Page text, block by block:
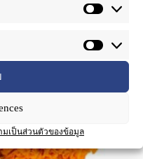
มเป็นส่วนตัวของข้อมูล